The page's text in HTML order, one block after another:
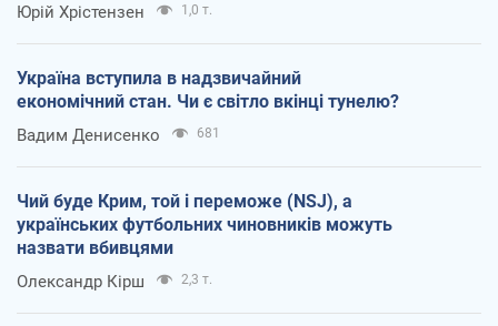
Юрій Хрістензен 1,0 т.
Україна вступила в надзвичайний
економічний стан. Чи є світло вкінці тунелю?
Вадим Денисенко 681
Чий буде Крим, той і переможе (NSJ), а
українських футбольних чиновників можуть
назвати вбивцями
Олександр Кірш 2,3 т.